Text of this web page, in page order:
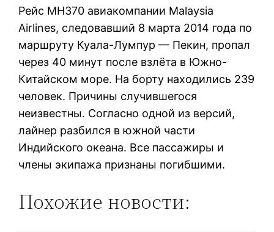
Рейс MH370 авиакомпании Malaysia
Airlines, следовавший 8 марта 2014 года по
маршруту Куала-Лумпур — Пекин, пропал
через 40 минут после взлёта в Южно-
Китайском море. На борту находились 239
человек. Причины случившегося
неизвестны. Согласно одной из версий,
лайнер разбился в южной части
Индийского океана. Все пассажиры и
члены экипажа признаны погибшими.
Похожие новости: